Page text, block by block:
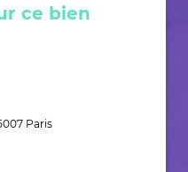
ce bien
Paris